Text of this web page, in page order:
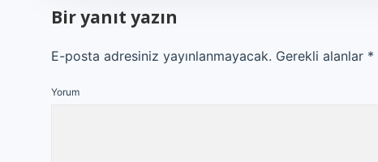
Bir yanıt yazın
E-posta adresiniz yayınlanmayacak. Gerekli alanlar *
Yorum